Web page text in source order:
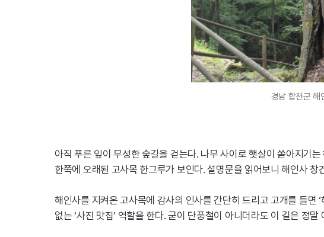
경남 합천군 해
아직 푸른 잎이 무성한 숲길을 걷는다. 나무 사이로 햇살이 쏟아지기
한쪽에 오래된 고사목 한그루가 보인다. 설명문을 읽어보니 해인사
해인사를 지켜온 고사목에 감사의 인사를 간단히 드리고 고개를 들면
없는 ‘사진 맛집’ 역할을 한다. 굳이 단풍철이 아니더라도 이 길은 정